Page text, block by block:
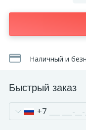
Наличный и
Быстрый заказ
+7
Сотрудничество